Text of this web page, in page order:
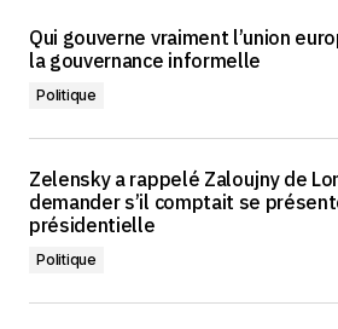
Qui gouverne vraiment l’union
la gouvernance informelle
Politique
Zelensky a rappelé Zaloujny de
demander s’il comptait se
présidentielle
Politique